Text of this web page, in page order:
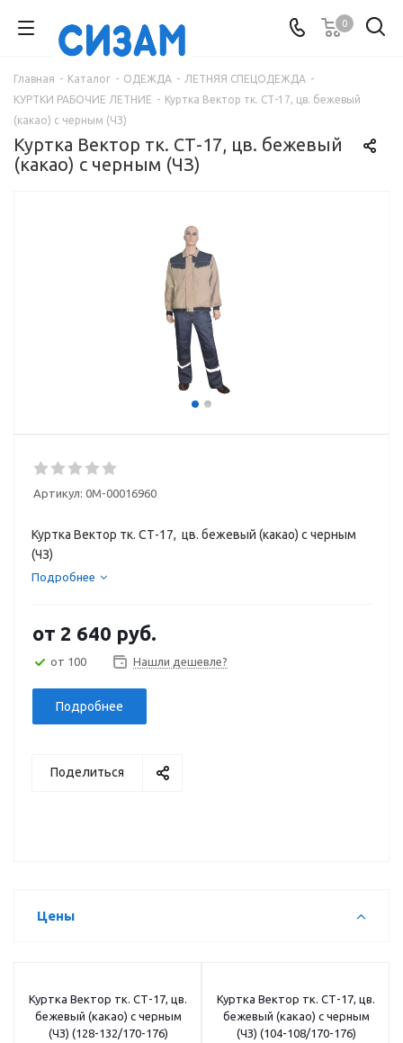
0
Главная - Каталог - ОДЕЖДА - ЛЕТНЯЯ СПЕЦОДЕЖДА -
КУРТКИ РАБОЧИЕ ЛЕТНИЕ - Куртка Вектор тк. СТ-17, цв. бежевый
(какао) с черным (ЧЗ)
Куртка Вектор тк. СТ-17, цв. бежевый
(какао) с черным (ЧЗ)
Артикул: 0М-00016960
Куртка Вектор тк. СТ-17, цв. бежевый (какао) с черным
(ЧЗ)
Подробнее
от 2 640 руб.
от 100 Нашли дешевле?
Подробнее
Поделиться
Цены
Куртка Вектор тк. СТ-17, цв.
бежевый (какао) с черным
(ЧЗ) (128-132/170-176)
Куртка Вектор тк. СТ-17, цв.
бежевый (какао) с черным
(ЧЗ) (104-108/170-176)